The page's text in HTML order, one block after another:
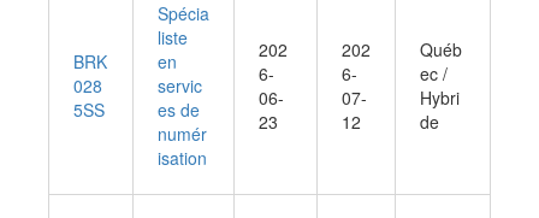
BRK
028
5SS
Spécia
liste
en
servic
es de
numér
isation
202
6-
06-
23
202
6-
07-
12
Québ
ec /
Hybri
de